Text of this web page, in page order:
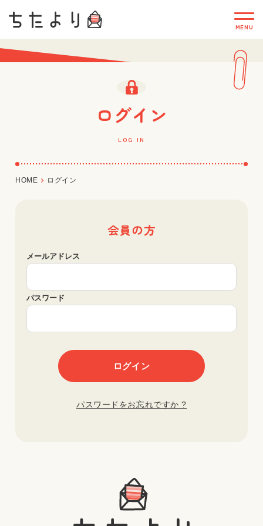
ログイン
LOG IN
HOME ログイン
会員の方
メールアドレス
パスワード
パスワードをお忘れですか ?